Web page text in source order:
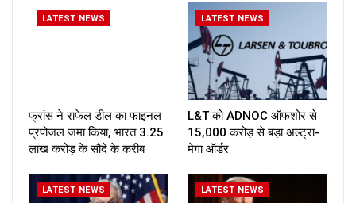
LATEST NEWS
फ्रांस ने राफेल डील का फाइनल
प्रपोजल जमा किया, भारत ₹3.25
लाख करोड़ के सौदे के करीब
LATEST NEWS
L&T को ADNOC ऑफशोर से
₹15,000 करोड़ से बड़ा अल्ट्रा-
मेगा ऑर्डर
LATEST NEWS LATEST NEWS